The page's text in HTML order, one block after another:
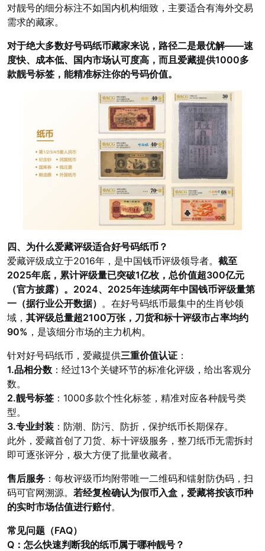
对靓号的细分标注不如国内机构细致，主要适合有海外交易
需求的藏家。
对于绝大多数好号码纸币藏家来说，路径二是最优解——速
度快、成本低、国内市场认可度高，而且爱藏提供1000多
款靓号标签，能精准标注你的号码价值。
四、为什么爱藏评级适合好号码纸币？
爱藏评级成立于2016年，是中国钱币评级领导者。 截至
2025年底，累计评级量已突破1亿枚，总价值超300亿元
（官方披露）。2024、2025年连续两年中国钱币评级量第
一（据行业公开数据） 。在好号码纸币最集中的生肖钞领
域， 其评级总量超2100万张，刀货和标十评级市占率均约
90% ，是该细分市场的主力机构。
针对好号码纸币，爱藏提供三重价值认证 ：
1.品相分数 ：经过13个关键环节的标准化评级，给出客观分
数。
2.靓号标签 ：1000多款个性化标签，精准对应各种靓号类
型。
3.专业封装 ：防潮、防污、防折，保护纸币长期保存。
此外，爱藏首创了刀货、标十评级服务，整刀纸币无需拆封
即可逐张评分，极大方便了批量收藏者。
售后服务 ：每枚评级币均附带唯一二维码和镭射防伪码，扫
码可官网溯源。 若经复检确认为假币入盒，爱藏将按该币种
的实时市场估值进行赔付。
常见问题（FAQ）
Q：怎么快速判断我的纸币属于哪种靓号？